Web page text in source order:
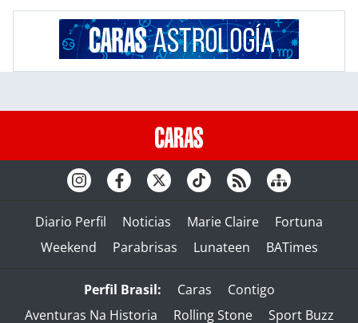
Diario Perfil Noticias Marie Claire
Fortuna
Weekend
Parabrisas Lunateen BATimes
Perfil Brasil: Caras
Contigo
Aventuras Na Historia
Rolling Stone Sport Buzz